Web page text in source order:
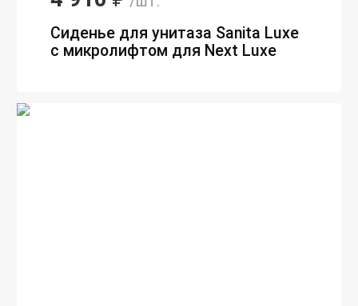
Сиденье для унитаза Sanita Luxe
с микролифтом для Next Luxe